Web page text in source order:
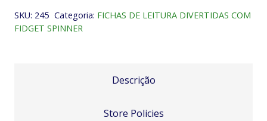
E
ou
SKU: 245 Categoria: FICHAS DE LEITURA DIVERTIDAS COM
FIDGET SPINNER
Descrição
Store Policies